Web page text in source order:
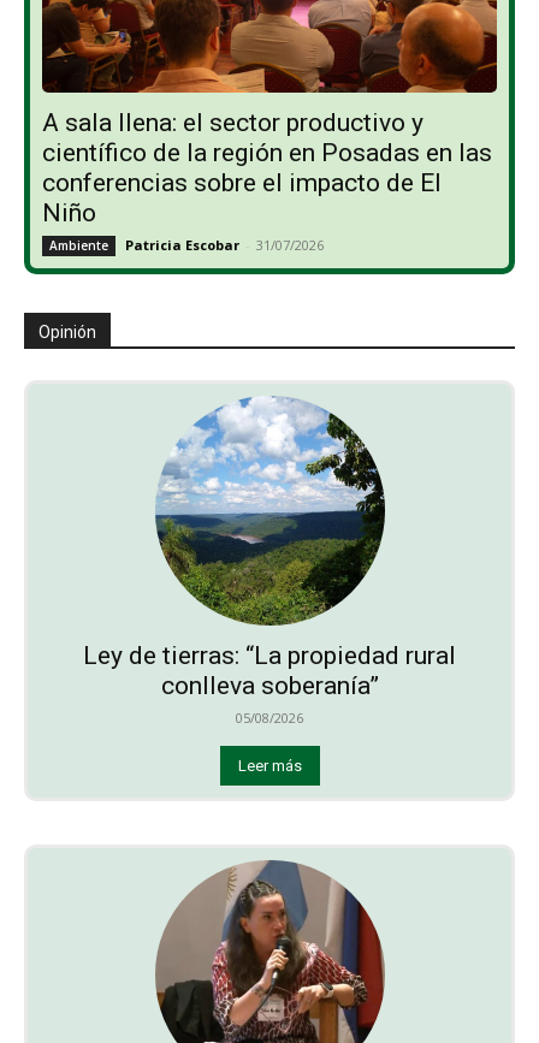
A sala llena: el sector productivo y
científico de la región en Posadas en las
conferencias sobre el impacto de El
Niño
Ambiente Patricia Escobar - 31/07/2026
Opinión
Ley de tierras: “La propiedad rural
conlleva soberanía”
05/08/2026
Leer más